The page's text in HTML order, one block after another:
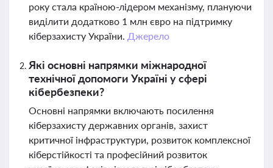
року стала країною-лідером механізму, плануючи
виділити додатково 1 млн євро на підтримку
кіберзахисту України. Джерело
Які основні напрямки міжнародної
технічної допомоги Україні у сфері
кібербезпеки?
Основні напрямки включають посилення
кіберзахисту державних органів, захист
критичної інфраструктури, розвиток комплексної
кіберстійкості та професійний розвиток